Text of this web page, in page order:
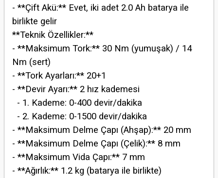
- **Çift Akü:** Evet, iki adet 2.0 Ah batarya ile
birlikte gelir
**Teknik Özellikler:**
- **Maksimum Tork:** 30 Nm (yumuşak) / 14
Nm (sert)
- **Tork Ayarları:** 20+1
- **Devir Ayarı:** 2 hız kademesi
- 1. Kademe: 0-400 devir/dakika
- 2. Kademe: 0-1500 devir/dakika
- **Maksimum Delme Çapı (Ahşap):** 20 mm
- **Maksimum Delme Çapı (Çelik):** 8 mm
- **Maksimum Vida Çapı:** 7 mm
- **Ağırlık:** 1.2 kg (batarya ile birlikte)